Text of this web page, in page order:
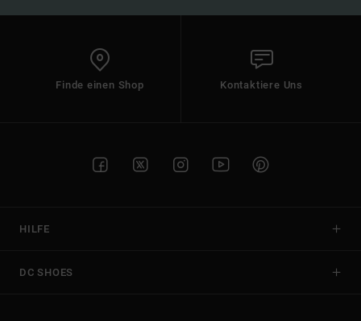
Finde einen Shop Kontaktiere Uns
HILFE
DC SHOES